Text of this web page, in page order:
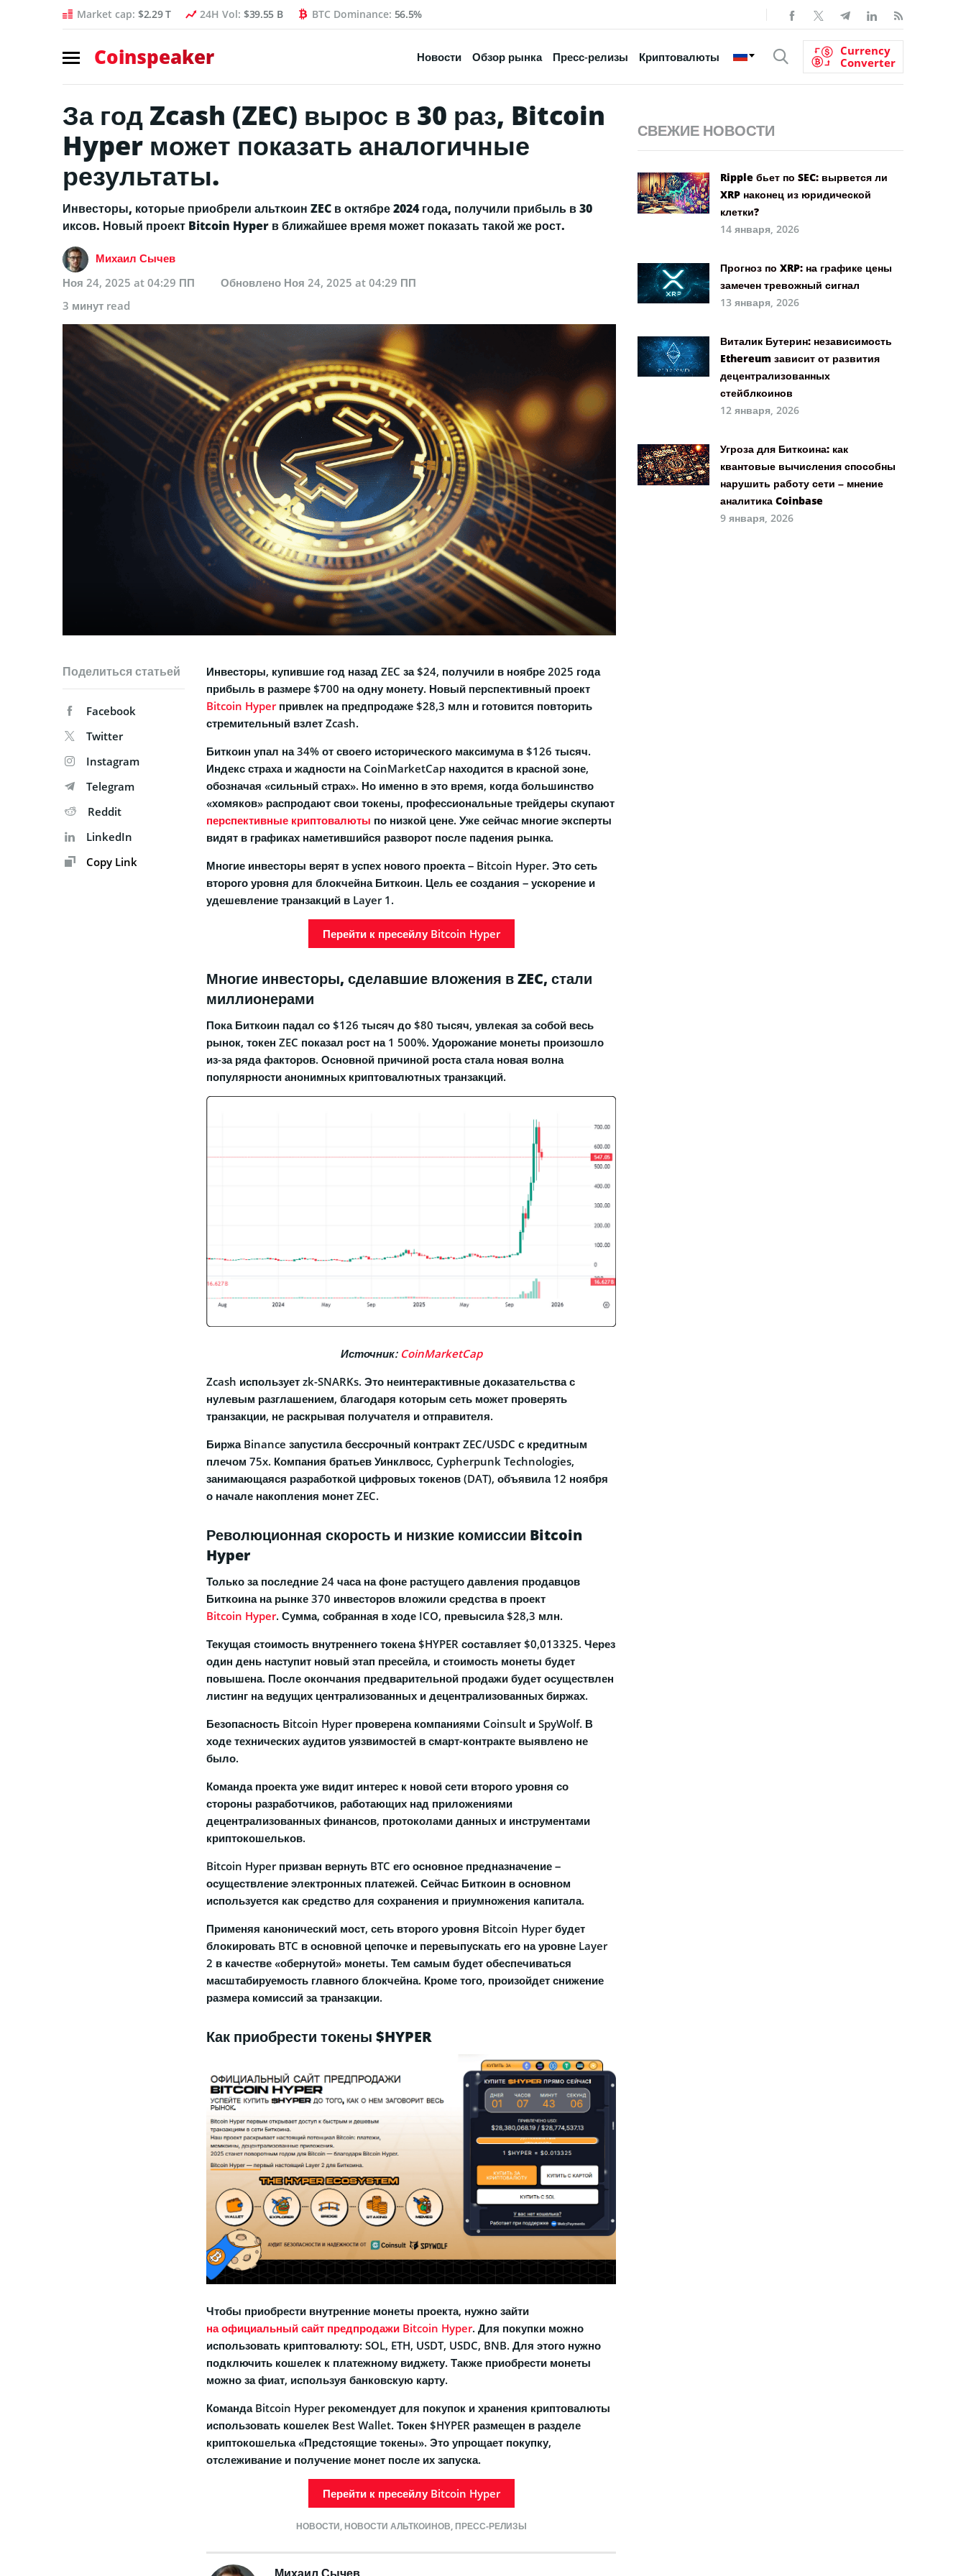
Market cap: $2.29 T 24H Vol: $39.55 B BTC Dominance: 56.5%
Coinspeaker Новости Обзор рынка Пресс-релизы Криптовалюты
Currency
Converter
За год Zcash (ZEC) вырос в 30 раз, Bitcoin
Hyper может показать аналогичные
результаты.
Инвесторы, которые приобрели альткоин ZEC в октябре 2024 года, получили прибыль в 30
иксов. Новый проект Bitcoin Hyper в ближайшее время может показать такой же рост.
Михаил Сычев
Ноя 24, 2025 at 04:29 ПП
Обновлено Ноя 24, 2025 at 04:29 ПП
3 минут read
Поделиться статьей
Facebook
Twitter
Instagram
Telegram
Reddit
LinkedIn
Copy Link
Инвесторы, купившие год назад ZEC за $24, получили в ноябре 2025 года
прибыль в размере $700 на одну монету. Новый перспективный проект
Bitcoin Hyperпривлек на предпродаже $28,3 млн и готовится повторить
стремительный взлет Zcash.
Биткоин упал на 34% от своего исторического максимума в $126 тысяч.
Индекс страха и жадности на CoinMarketCap находится в красной зоне,
обозначая «сильный страх». Но именно в это время, когда большинство
«хомяков» распродают свои токены, профессиональные трейдеры скупают
перспективные криптовалюты по низкой цене. Уже сейчас многие эксперты
видят в графиках наметившийся разворот после падения рынка.
Многие инвесторы верят в успех нового проекта – Bitcoin Hyper. Это сеть
второго уровня для блокчейна Биткоин. Цель ее создания – ускорение и
удешевление транзакций в Layer 1.
Перейти к пресейлу Bitcoin Hyper
Многие инвесторы, сделавшие вложения в ZEC, стали
миллионерами
Пока Биткоин падал со $126 тысяч до $80 тысяч, увлекая за собой весь
рынок, токен ZEC показал рост на 1 500%. Удорожание монеты произошло
из-за ряда факторов. Основной причиной роста стала новая волна
популярности анонимных криптовалютных транзакций.
Источник: CoinMarketCap
Zcash использует zk-SNARKs. Это неинтерактивные доказательства с
нулевым разглашением, благодаря которым сеть может проверять
транзакции, не раскрывая получателя и отправителя.
Биржа Binance запустила бессрочный контракт ZEC/USDC с кредитным
плечом 75x. Компания братьев Уинклвосс, Cypherpunk Technologies,
занимающаяся разработкой цифровых токенов (DAT), объявила 12 ноября
о начале накопления монет ZEC.
Революционная скорость и низкие комиссии Bitcoin
Hyper
Только за последние 24 часа на фоне растущего давления продавцов
Биткоина на рынке 370 инвесторов вложили средства в проект
Bitcoin Hyper. Сумма, собранная в ходе ICO, превысила $28,3 млн.
Текущая стоимость внутреннего токена $HYPER составляет $0,013325. Через
один день наступит новый этап пресейла, и стоимость монеты будет
повышена. После окончания предварительной продажи будет осуществлен
листинг на ведущих централизованных и децентрализованных биржах.
Безопасность Bitcoin Hyper проверена компаниями Coinsult и SpyWolf. В
ходе технических аудитов уязвимостей в смарт-контракте выявлено не
было.
Команда проекта уже видит интерес к новой сети второго уровня со
стороны разработчиков, работающих над приложениями
децентрализованных финансов, протоколами данных и инструментами
криптокошельков.
Bitcoin Hyper призван вернуть BTC его основное предназначение –
осуществление электронных платежей. Сейчас Биткоин в основном
используется как средство для сохранения и приумножения капитала.
Применяя канонический мост, сеть второго уровня Bitcoin Hyper будет
блокировать BTC в основной цепочке и перевыпускать его на уровне Layer
2 в качестве «обернутой» монеты. Тем самым будет обеспечиваться
масштабируемость главного блокчейна. Кроме того, произойдет снижение
размера комиссий за транзакции.
Как приобрести токены $HYPER
Чтобы приобрести внутренние монеты проекта, нужно зайти
на официальный сайт предпродажи Bitcoin Hyper. Для покупки можно
использовать криптовалюту: SOL, ETH, USDT, USDC, BNB. Для этого нужно
подключить кошелек к платежному виджету. Также приобрести монеты
можно за фиат, используя банковскую карту.
Команда Bitcoin Hyper рекомендует для покупок и хранения криптовалюты
использовать кошелек Best Wallet. Токен $HYPER размещен в разделе
криптокошелька «Предстоящие токены». Это упрощает покупку,
отслеживание и получение монет после их запуска.
Перейти к пресейлу Bitcoin Hyper
НОВОСТИ, НОВОСТИ АЛЬТКОИНОВ, ПРЕСС-РЕЛИЗЫ
СВЕЖИЕ НОВОСТИ
Ripple бьет по SEC: вырвется ли
XRP наконец из юридической
клетки?
14 января, 2026
Прогноз по XRP: на графике цены
замечен тревожный сигнал
13 января, 2026
Виталик Бутерин: независимость
Ethereum зависит от развития
децентрализованных
стейблкоинов
12 января, 2026
Угроза для Биткоина: как
квантовые вычисления способны
нарушить работу сети – мнение
аналитика Coinbase
9 января, 2026